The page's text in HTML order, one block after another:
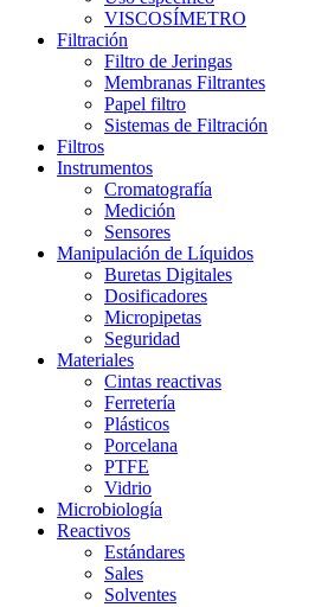
VISCOSÍMETRO
Filtración
Filtro de Jeringas
Membranas Filtrantes
Papel filtro
Sistemas de Filtración
Filtros
Instrumentos
Cromatografía
Medición
Sensores
Manipulación de Líquidos
Buretas Digitales
Dosificadores
Micropipetas
Seguridad
Materiales
Cintas reactivas
Ferretería
Plásticos
Porcelana
PTFE
Vidrio
Microbiología
Reactivos
Estándares
Sales
Solventes